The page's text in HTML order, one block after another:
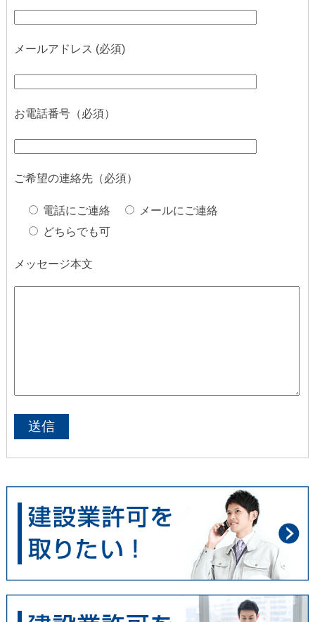
メールアドレス (必須)
お電話番号（必須）
ご希望の連絡先（必須）
電話にご連絡
メールにご連絡
どちらでも可
メッセージ本文